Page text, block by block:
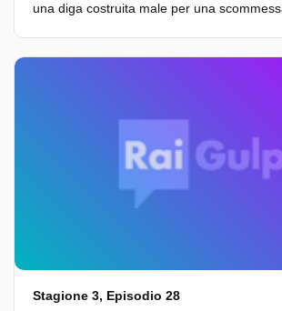
una diga costruita male per una
Stagione 3, Episodio 28